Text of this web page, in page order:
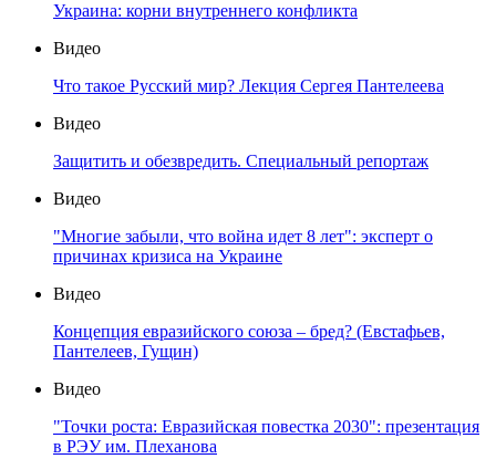
Украина: корни внутреннего конфликта
Видео
Что такое Русский мир? Лекция Сергея Пантелеева
Видео
Защитить и обезвредить. Специальный репортаж
Видео
"Многие забыли, что война идет 8 лет": эксперт о
причинах кризиса на Украине
Видео
Концепция евразийского союза – бред? (Евстафьев,
Пантелеев, Гущин)
Видео
"Точки роста: Евразийская повестка 2030": презентация
в РЭУ им. Плеханова